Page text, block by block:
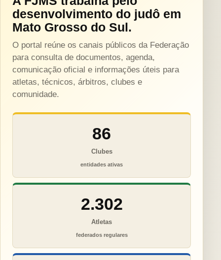
desenvolvimento do judô em
Mato Grosso do Sul.
O portal reúne os canais públicos da Federação
para consulta de documentos, agenda,
comunicação oficial e informações úteis para
atletas, técnicos, árbitros, clubes e
comunidade.
86
Clubes
entidades ativas
2.302
Atletas
federados regulares